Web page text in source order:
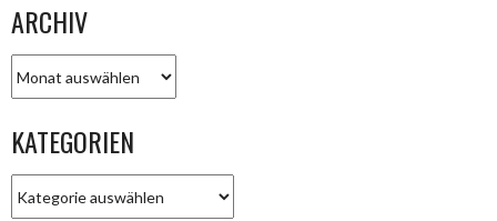
ARCHIV
KATEGORIEN